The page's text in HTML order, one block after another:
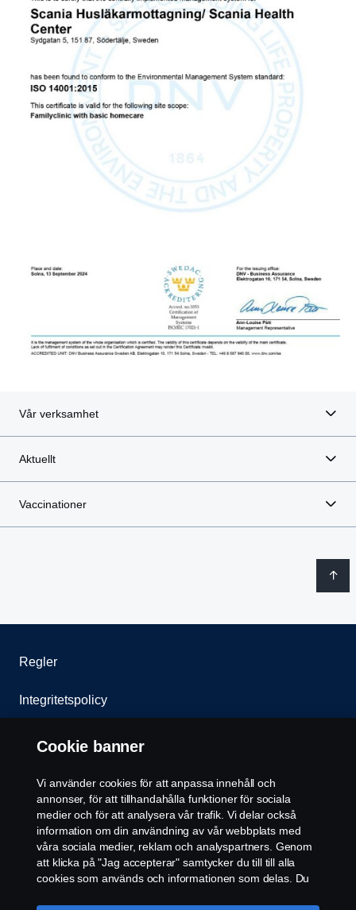
Vår verksamhet
Aktuellt
Vaccinationer
Regler
Integritetspolicy
Kontakta oss
Miljöcertifiering
Cookiepolicy
Cookie-inställningar
Cookie banner
Vi använder cookies för att anpassa innehåll och
annonser, för att tillhandahålla funktioner för sociala
medier och för att analysera vår trafik. Vi delar också
information om din användning av vår webbplats med
våra sociala medier, reklam och analyspartners. Genom
att klicka på "Jag accepterar" samtycker du till till alla
cookies som används och informationen som delas. Du